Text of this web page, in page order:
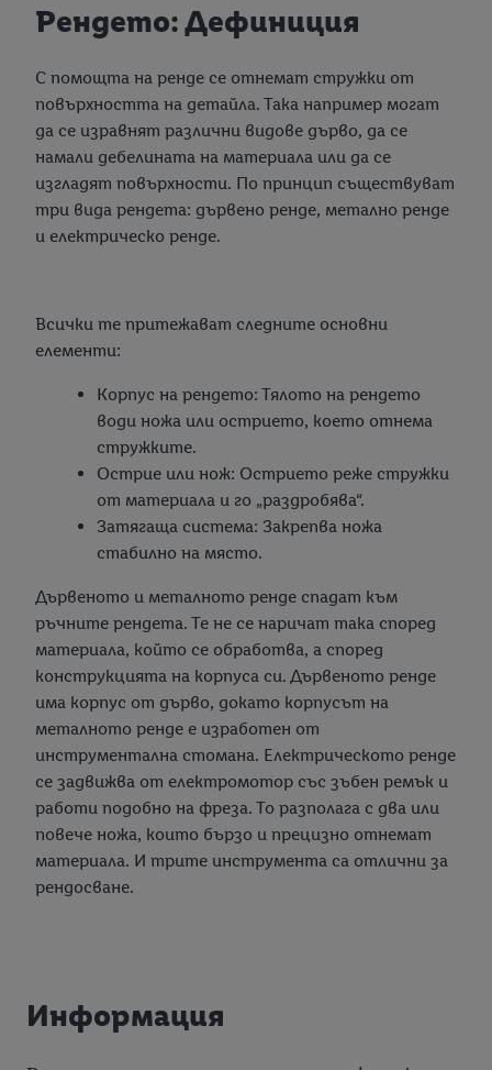
Рендето: Дефиниция
С помощта на ренде се отнемат стружки от
повърхността на детайла. Така например могат
да се изравнят различни видове дърво, да се
намали дебелината на материала или да се
изгладят повърхности. По принцип съществуват
три вида рендета: дървено ренде, метално ренде
и електрическо ренде.
Всички те притежават следните основни
елементи:
Корпус на рендето: Тялото на рендето
води ножа или острието, което отнема
стружките.
Острие или нож: Острието реже стружки
от материала и го „раздробява“.
Затягаща система: Закрепва ножа
стабилно на място.
Дървеното и металното ренде спадат към
ръчните рендета. Те не се наричат така според
материала, който се обработва, а според
конструкцията на корпуса си. Дървеното ренде
има корпус от дърво, докато корпусът на
металното ренде е изработен от
инструментална стомана. Електрическото ренде
се задвижва от електромотор със зъбен ремък и
работи подобно на фреза. То разполага с два или
повече ножа, които бързо и прецизно отнемат
материала. И трите инструмента са отлични за
рендосване.
Информация